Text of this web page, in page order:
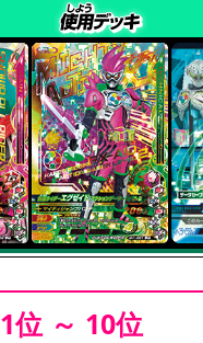
1位 ～ 10位